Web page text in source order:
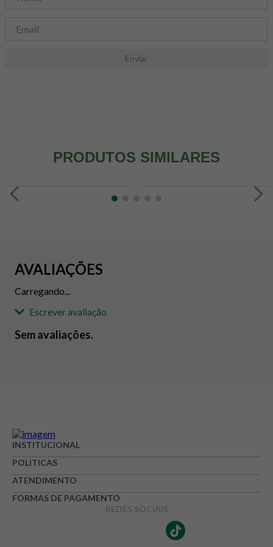
Enviar
PRODUTOS SIMILARES
AVALIAÇÕES
Carregando...
Escrever avaliação
Avalie o produto de 1 até 5 estrelas
★★★☆☆
Seu nome
Sem avaliações.
INSTITUCIONAL
POLITICAS
ATENDIMENTO
FORMAS DE PAGAMENTO
REDES SOCIAIS
8º snack proteico mundo verde
9 psyllium